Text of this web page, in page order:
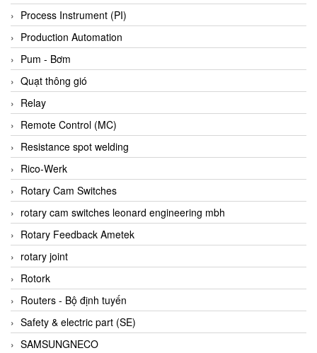
BirdX Vietnam
BK Vibro
Black Box
BlackBox Vietnam
BLAGDON PUMP
Bloom Engineering
Boneng
Bopp & Reuther Messtechnik
Bosch
Boydcorp
BRAUN Vietnam
Brinkmann Pumpen
BRONKHORST
Brook Instrument
Brooks Instrument Vietnam
Buhler
Process Instrument (PI)
Production Automation
Pum - Bơm
Quạt thông gió
Relay
Remote Control (MC)
Resistance spot welding
Rico-Werk
Rotary Cam Switches
rotary cam switches leonard engineering mbh
Rotary Feedback Ametek
rotary joint
Rotork
Routers - Bộ định tuyến
Safety & electric part (SE)
SAMSUNGNECO